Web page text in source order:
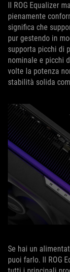
Il ROG Equalizer
pienamente
significa che
pur gestendo in
supporta picchi di
nominale e picchi
volte la potenza
stabilità solida
Se hai un
puoi farlo. Il ROG